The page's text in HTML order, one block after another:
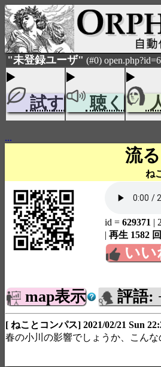
"未登録ユーザ" (#0)
試す 聴く
...
流
ね
id = 629371 |
| 再生 1582 回
いい
map表示 評語:
[ ねことコンパス] 2021/02/21 Sun
春の小川の影響でしょうか、こんな